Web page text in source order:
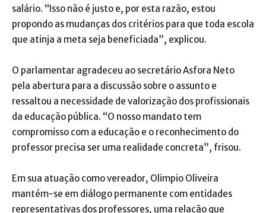
salário. “Isso não é justo e, por esta razão, estou
propondo as mudanças dos critérios para que toda escola
que atinja a meta seja beneficiada”, explicou.
O parlamentar agradeceu ao secretário Asfora Neto
pela abertura para a discussão sobre o assunto e
ressaltou a necessidade de valorização dos profissionais
da educação pública. “O nosso mandato tem
compromisso com a educação e o reconhecimento do
professor precisa ser uma realidade concreta”, frisou.
Em sua atuação como vereador, Olimpio Oliveira
mantém-se em diálogo permanente com entidades
representativas dos professores, uma relação que